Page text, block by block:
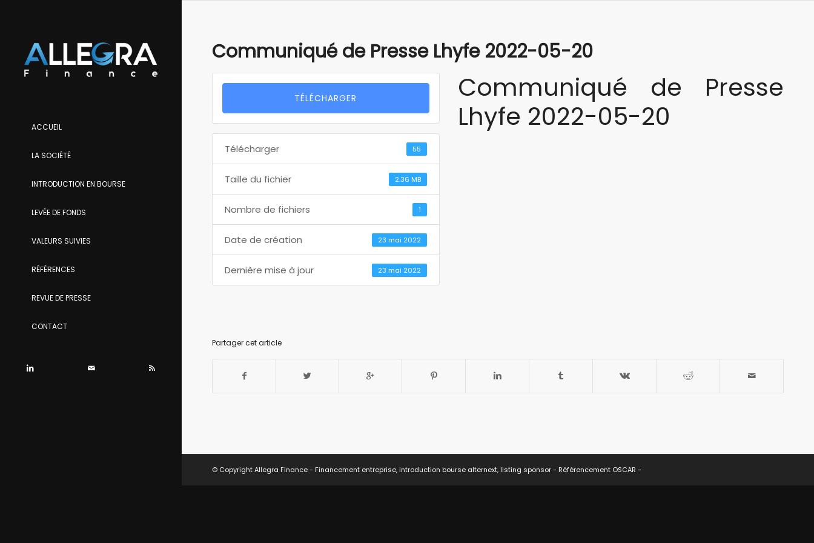
ACCUEIL
LA SOCIÉTÉ
INTRODUCTION EN BOURSE
LEVÉE DE FONDS
VALEURS SUIVIES
RÉFÉRENCES
REVUE DE PRESSE
CONTACT
Communiqué de Presse Lhyfe 2022-05-20
TÉLÉCHARGER
Télécharger 55
Taille du fichier 2.36 MB
Nombre de fichiers 1
Date de création 23 mai 2022
Dernière mise à jour 23 mai 2022
Communiqué de Presse
Lhyfe 2022-05-20
Partager cet article
© Copyright Allegra Finance - Financement entreprise, introduction bourse alternext, listing sponsor - Référencement OSCAR -